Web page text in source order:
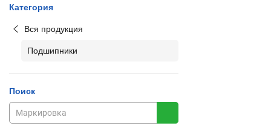
Категория
Вся продукция
Подшипники
Поиск